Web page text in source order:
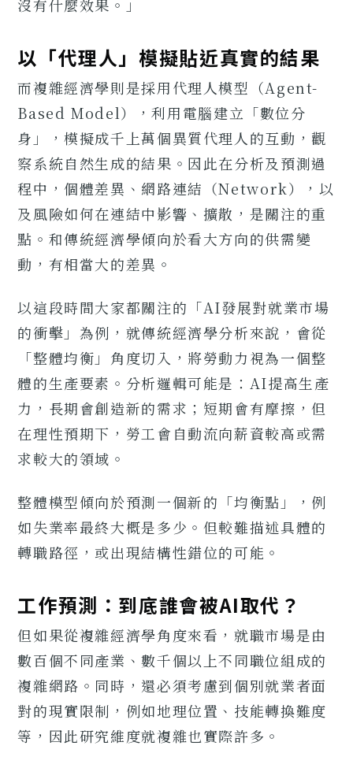
沒有什麼效果。」
以「代理人」模擬貼近真實的結果
而複雜經濟學則是採用代理人模型（Agent-
Based Model），利用電腦建立「數位分
身」，模擬成千上萬個異質代理人的互動，觀
察系統自然生成的結果。因此在分析及預測過
程中，個體差異、網路連結（Network），以
及風險如何在連結中影響、擴散，是關注的重
點。和傳統經濟學傾向於看大方向的供需變
動，有相當大的差異。
以這段時間大家都關注的「AI發展對就業市場
的衝擊」為例，就傳統經濟學分析來說，會從
「整體均衡」角度切入，將勞動力視為一個整
體的生產要素。分析邏輯可能是：AI提高生產
力，長期會創造新的需求；短期會有摩擦，但
在理性預期下，勞工會自動流向薪資較高或需
求較大的領域。
整體模型傾向於預測一個新的「均衡點」，例
如失業率最終大概是多少。但較難描述具體的
轉職路徑，或出現結構性錯位的可能。
工作預測：到底誰會被AI取代？
但如果從複雜經濟學角度來看，就職市場是由
數百個不同產業、數千個以上不同職位組成的
複雜網路。同時，還必須考慮到個別就業者面
對的現實限制，例如地理位置、技能轉換難度
等，因此研究維度就複雜也實際許多。